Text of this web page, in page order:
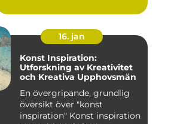
16. jan
Konst Inspiration:
Utforskning av Kreativitet
och Kreativa Upphovsmän
En övergripande, grundlig
översikt över "konst
inspiration" Konst inspiration